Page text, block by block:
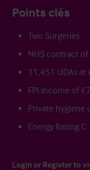
Points clés
Two Surgeries
NHS contract
11,451 UDAs at
FPI Income of
Private hygiene
Energy Rating C
Login or Registerto